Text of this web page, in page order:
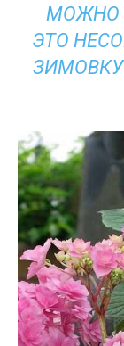
МОЖНО
ЭТО
ЗИМОВКУ